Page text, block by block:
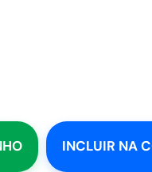
INCLUIR NA